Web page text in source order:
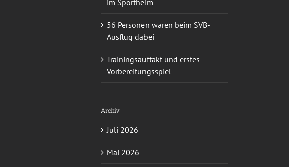
56 Personen waren beim SVB-
Ausflug dabei
Trainingsauftakt und erstes
Vorbereitungsspiel
Archiv
Juli 2026
Mai 2026